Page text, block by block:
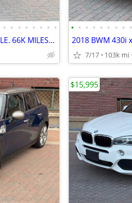
• • • • • • • •
1996 MUSTANG GT CONVERTIBLE. 66K MILES! CLEAN! NO ACCIDENTS!
• • • • • • • • •
7/17 103k mi
$15,995